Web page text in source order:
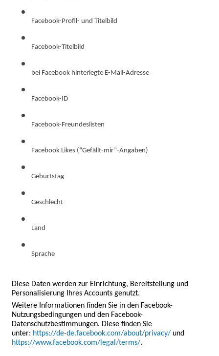
Facebook-Profil- und Titelbild
Facebook-Titelbild
bei Facebook hinterlegte E-Mail-Adresse
Facebook-ID
Facebook-Freundeslisten
Facebook Likes (“Gefällt-mir”-Angaben)
Geburtstag
Geschlecht
Land
Sprache
Diese Daten werden zur Einrichtung, Bereitstellung und
Personalisierung Ihres Accounts genutzt.
Weitere Informationen finden Sie in den Facebook-
Nutzungsbedingungen und den Facebook-
Datenschutzbestimmungen. Diese finden Sie
unter: https://de-de.facebook.com/about/privacy/ und
https://www.facebook.com/legal/terms/.